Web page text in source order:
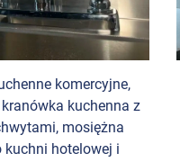
komercyjne,
kuchenna z
mosiężna
kuchni hotelowej i